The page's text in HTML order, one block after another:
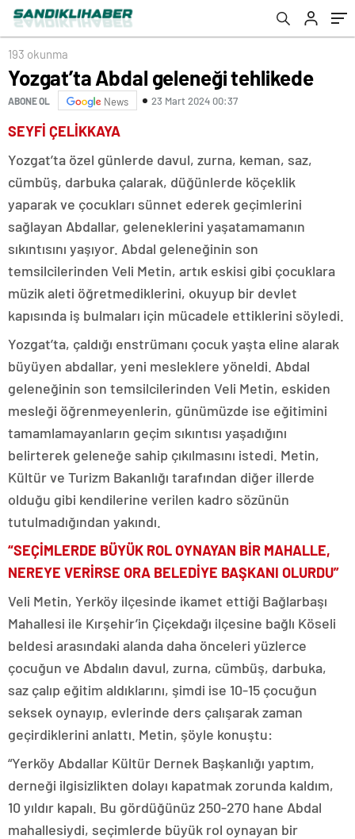
193 okunma
Yozgat’ta Abdal geleneği tehlikede
ABONE OL News 23 Mart 2024 00:37
SEYFİ ÇELİKKAYA
Yozgat’ta özel günlerde davul, zurna, keman, saz,
cümbüş, darbuka çalarak, düğünlerde köçeklik
yaparak ve çocukları sünnet ederek geçimlerini
sağlayan Abdallar, geleneklerini yaşatamamanın
sıkıntısını yaşıyor. Abdal geleneğinin son
temsilcilerinden Veli Metin, artık eskisi gibi çocuklara
müzik aleti öğretmediklerini, okuyup bir devlet
kapısında iş bulmaları için mücadele ettiklerini söyledi.
Yozgat’ta, çaldığı enstrümanı çocuk yaşta eline alarak
büyüyen abdallar, yeni mesleklere yöneldi. Abdal
geleneğinin son temsilcilerinden Veli Metin, eskiden
mesleği öğrenmeyenlerin, günümüzde ise eğitimini
tamamlamayanların geçim sıkıntısı yaşadığını
belirterek geleneğe sahip çıkılmasını istedi. Metin,
Kültür ve Turizm Bakanlığı tarafından diğer illerde
olduğu gibi kendilerine verilen kadro sözünün
tutulmadığından yakındı.
“SEÇİMLERDE BÜYÜK ROL OYNAYAN BİR MAHALLE,
NEREYE VERİRSE ORA BELEDİYE BAŞKANI OLURDU”
Veli Metin, Yerköy ilçesinde ikamet ettiği Bağlarbaşı
Mahallesi ile Kırşehir’in Çiçekdağı ilçesine bağlı Köseli
beldesi arasındaki alanda daha önceleri yüzlerce
çocuğun ve Abdalın davul, zurna, cümbüş, darbuka,
saz çalıp eğitim aldıklarını, şimdi ise 10-15 çocuğun
seksek oynayıp, evlerinde ders çalışarak zaman
geçirdiklerini anlattı. Metin, şöyle konuştu:
“Yerköy Abdallar Kültür Dernek Başkanlığı yaptım,
derneği ilgisizlikten dolayı kapatmak zorunda kaldım,
10 yıldır kapalı. Bu gördüğünüz 250-270 hane Abdal
mahallesiydi, seçimlerde büyük rol oynayan bir